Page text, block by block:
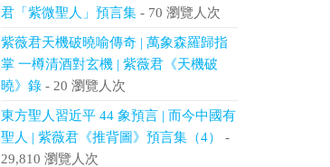
君「紫微聖人」預言集- 70 瀏覽人次
紫薇君天機破曉喻傳奇 | 萬象森羅歸指
掌 一樽清酒對玄機 | 紫薇君《天機破
曉》錄- 20 瀏覽人次
東方聖人習近平 44 象預言 | 而今中國有
聖人 | 紫薇君《推背圖》預言集（4）
-
29,810 瀏覽人次